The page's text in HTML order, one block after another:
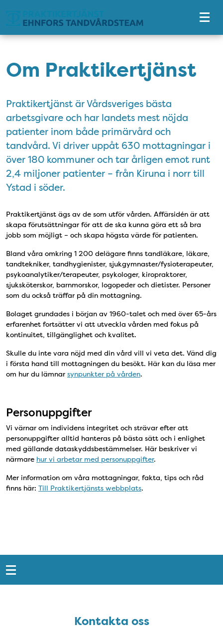
Om Praktikertjänst
Praktikertjänst är Vårdsveriges bästa
arbetsgivare och har landets mest nöjda
patienter inom både primärvård och
tandvård. Vi driver uppåt 630 mottagningar i
över 180 kommuner och tar årligen emot runt
2,4 miljoner patienter – från Kiruna i norr till
Ystad i söder.
Praktikertjänst ägs av de som utför vården. Affärsidén är att
skapa förutsättningar för att de ska kunna göra ett så bra
jobb som möjligt – och skapa högsta värde för patienten.
Bland våra omkring 1 200 delägare finns tandläkare, läkare,
tandtekniker, tandhygienister, sjukgymnaster/fysioterapeuter,
psykoanalytiker/terapeuter, psykologer, kiropraktorer,
sjuksköterskor, barnmorskor, logopeder och dietister. Personer
som du också träffar på din mottagning.
Bolaget grundades i början av 1960-talet och med över 65-års
erfarenhet fortsätter vi att utveckla vården med fokus på
kontinuitet, tillgänglighet och kvalitet.
Skulle du inte vara nöjd med din vård vill vi veta det. Vänd dig
i första hand till mottagningen du besökt. Här kan du läsa mer
om hur du lämnar synpunkter på vården.
Personuppgifter
Vi värnar om individens integritet och strävar efter att
personuppgifter alltid hanteras på bästa sätt och i enlighet
med gällande dataskyddsbestämmelser. Här beskriver vi
närmare hur vi arbetar med personuppgifter.
Mer information om våra mottagningar, fakta, tips och råd
finns här: Till Praktikertjänsts webbplats.
Snabblänkar
Kontakta ossKontakta oss